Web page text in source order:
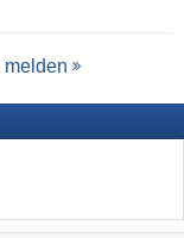
melden